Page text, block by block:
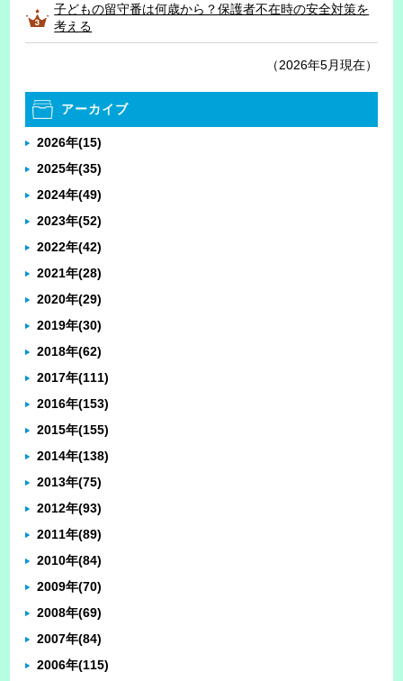
子どもの留守番は何歳から？保護者不在時の安全対策を
考える
（2026年5月現在）
アーカイブ
2026年(15)
2025年(35)
2024年(49)
2023年(52)
2022年(42)
2021年(28)
2020年(29)
2019年(30)
2018年(62)
2017年(111)
2016年(153)
2015年(155)
2014年(138)
2013年(75)
2012年(93)
2011年(89)
2010年(84)
2009年(70)
2008年(69)
2007年(84)
2006年(115)